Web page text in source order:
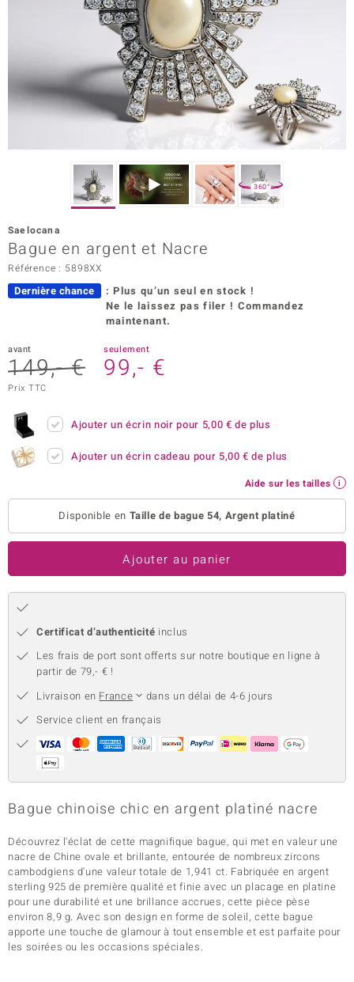
in Berlin
Collection
360°
Saelocana
Bague en argent et Nacre
Référence : 5898XX
Dernière chance
: Plus qu’un seul en stock !
Ne le laissez pas filer ! Commandez
maintenant.
avant
149,- €
seulement
99,- €
Prix TTC
Ajouter un écrin noir pour 5,00 € de plus
Ajouter un écrin cadeau pour 5,00 € de plus
Aide sur les tailles
Disponible en Taille de bague 54, Argent platiné
Ajouter au panier
Certificat d’authenticité inclus
Les frais de port sont offerts sur notre boutique en ligne à
partir de 79,- € !
Livraison en France
dans un délai de 4-6 jours
Service client en français
Bague chinoise chic en argent platiné nacre
Découvrez l'éclat de cette magnifique bague, qui met en valeur une
nacre de Chine ovale et brillante, entourée de nombreux zircons
cambodgiens d'une valeur totale de 1,941 ct. Fabriquée en argent
sterling 925 de première qualité et finie avec un placage en platine
pour une durabilité et une brillance accrues, cette pièce pèse
environ 8,9 g. Avec son design en forme de soleil, cette bague
apporte une touche de glamour à tout ensemble et est parfaite pour
les soirées ou les occasions spéciales.